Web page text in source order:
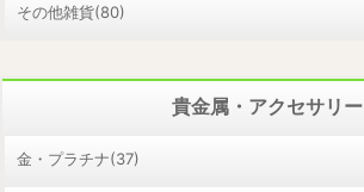
その他雑貨(80)
貴金属・アクセサリー
金・プラチナ(37)